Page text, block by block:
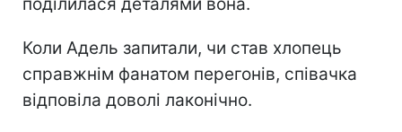
Коли Адель запитали, чи став хлопець
справжнім фанатом перегонів, співачка
відповіла доволі лаконічно.